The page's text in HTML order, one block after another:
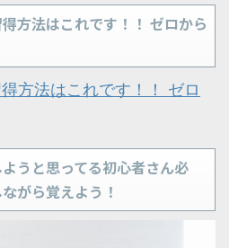
方法はこれです！！ ゼロから
方法はこれです！！ ゼロ
うと思ってる初心者さん必
がら覚えよう！